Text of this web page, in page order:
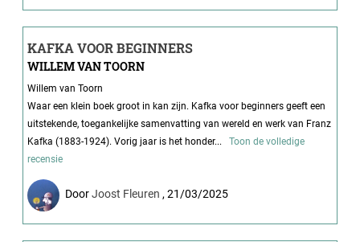
KAFKA VOOR BEGINNERS
WILLEM VAN TOORN
Willem van Toorn
Waar een klein boek groot in kan zijn. Kafka voor beginners geeft een
uitstekende, toegankelijke samenvatting van wereld en werk van Franz
Kafka (1883-1924). Vorig jaar is het honder...
Toon de volledige
recensie
DoorJoost Fleuren , 21/03/2025